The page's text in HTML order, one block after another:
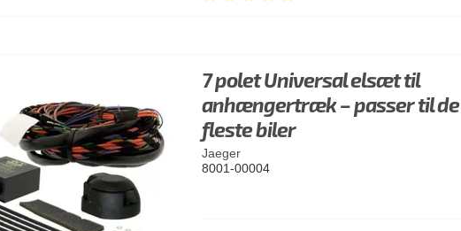
7 polet Universal elsæt til
anhængertræk – passer til de
fleste biler
Jaeger
8001-00004